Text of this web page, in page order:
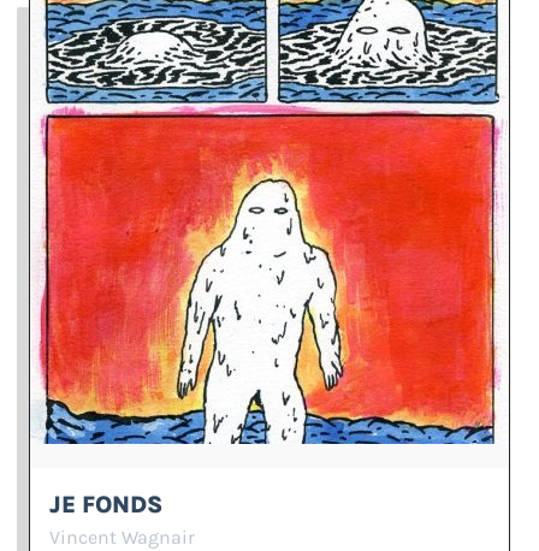
JE FONDS
Vincent Wagnair